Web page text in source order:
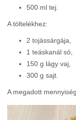
500 ml tej.
A töltelékhez:
2 tojássárgája,
1 teáskanál só,
150 g lágy vaj,
300 g sajt. ​
A megadott